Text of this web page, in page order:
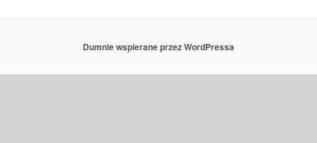
Dumnie wspierane przez WordPressa